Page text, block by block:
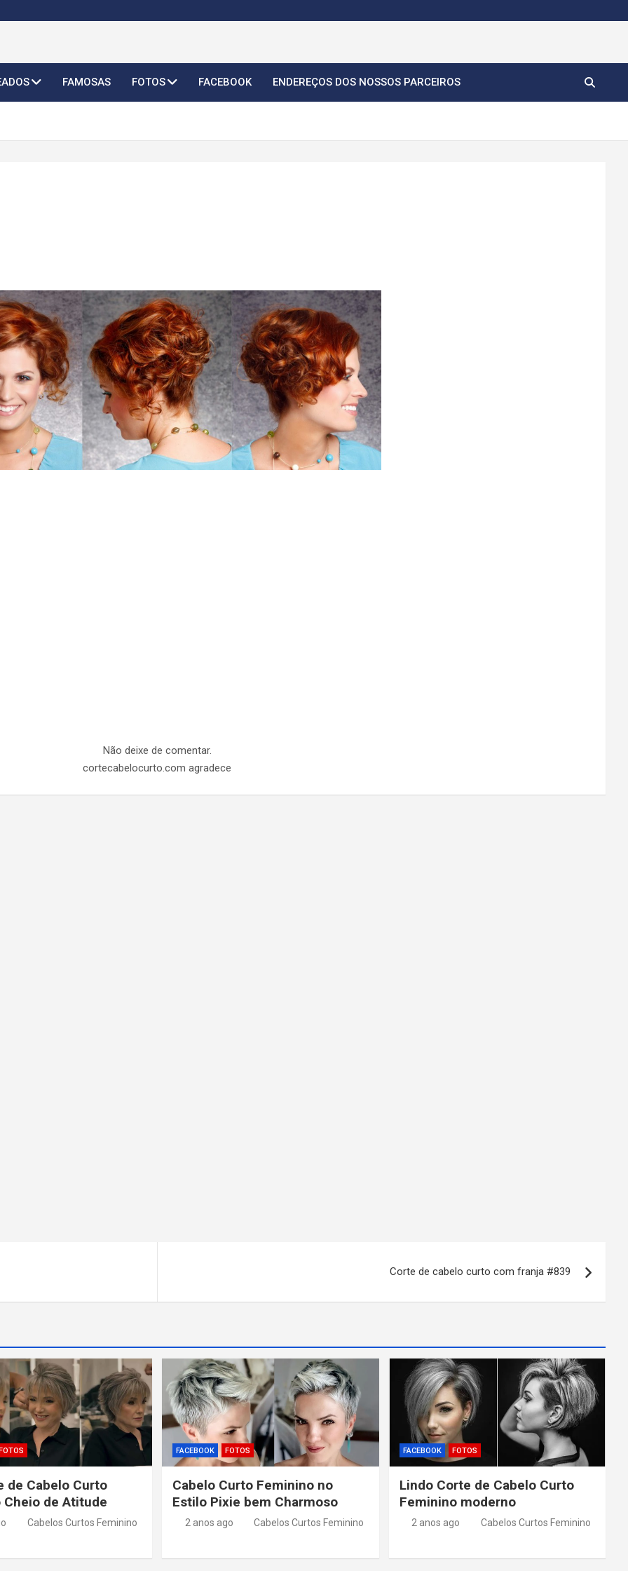
2026
FAMOSAS FOTOS FACEBOOK ENDEREÇOS DOS NOSSOS PARCEIROS
Não deixe de comentar.
cortecabelocurto.com agradece
Corte de cabelo curto com franja #839
de Cabelo Curto
de Atitude
Cabelos Curtos Feminino
FACEBOOK FOTOS
Cabelo Curto Feminino no
Estilo Pixie bem Charmoso
2 anos ago Cabelos Curtos Feminino
FACEBOOK FOTOS
Lindo Corte de Cabelo Curto
Feminino moderno
2 anos ago Cabelos Curtos Feminino